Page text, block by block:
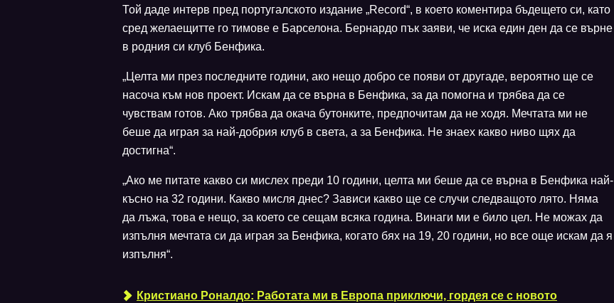
Той даде интерв пред португалското издание „Record“, в което коментира бъдещето си, като
сред желаещитте го тимове е Барселона. Бернардо пък заяви, че иска един ден да се върне
в родния си клуб Бенфика.
„Целта ми през последните години, ако нещо добро се появи от другаде, вероятно ще се
насоча към нов проект. Искам да се върна в Бенфика, за да помогна и трябва да се
чувствам готов. Ако трябва да окача бутонките, предпочитам да не ходя. Мечтата ми не
беше да играя за най-добрия клуб в света, а за Бенфика. Не знаех какво ниво щях да
достигна“.
„Ако ме питате какво си мислех преди 10 години, целта ми беше да се върна в Бенфика най-
късно на 32 години. Какво мисля днес? Зависи какво ще се случи следващото лято. Няма
да лъжа, това е нещо, за което се сещам всяка година. Винаги ми е било цел. Не можах да
изпълня мечтата си да играя за Бенфика, когато бях на 19, 20 години, но все още искам да я
изпълня“.
Кристиано Роналдо: Работата ми в Европа приключи, гордея се с новото